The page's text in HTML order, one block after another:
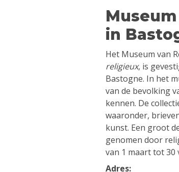
in
Het Museum van
religieux, is
Bastogne. In het
van de bevolking
kennen. De
waaronder,
kunst. Een groot
genomen door
van 1 maart tot 30
Adres: